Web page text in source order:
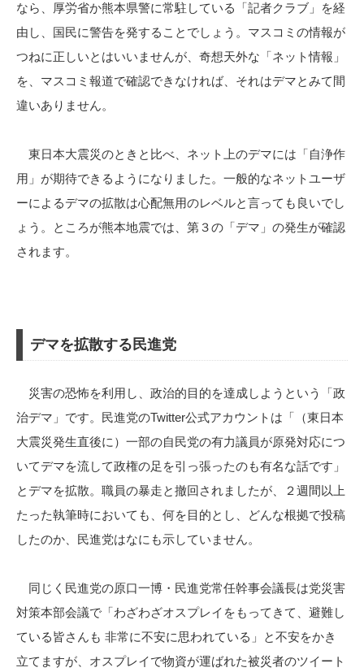
なら、厚労省か熊本県警に常駐している「記者クラブ」を経
由し、国民に警告を発することでしょう。マスコミの情報が
つねに正しいとはいいませんが、奇想天外な「ネット情報」
を、マスコミ報道で確認できなければ、それはデマとみて間
違いありません。
東日本大震災のときと比べ、ネット上のデマには「自浄作
用」が期待できるようになりました。一般的なネットユーザ
ーによるデマの拡散は心配無用のレベルと言っても良いでし
ょう。ところが熊本地震では、第３の「デマ」の発生が確認
されます。
デマを拡散する民進党
災害の恐怖を利用し、政治的目的を達成しようという「政
治デマ」です。民進党のTwitter公式アカウントは「（東日本
大震災発生直後に）一部の自民党の有力議員が原発対応につ
いてデマを流して政権の足を引っ張ったのも有名な話です」
とデマを拡散。職員の暴走と撤回されましたが、２週間以上
たった執筆時においても、何を目的とし、どんな根拠で投稿
したのか、民進党はなにも示していません。
同じく民進党の原口一博・民進党常任幹事会議長は党災害
対策本部会議で「わざわざオスプレイをもってきて、避難し
ている皆さんも 非常に不安に思われている」と不安をかき
立てますが、オスプレイで物資が運ばれた被災者のツイート